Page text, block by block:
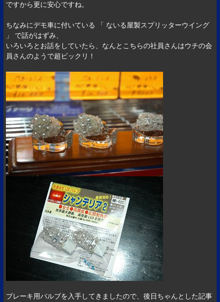
ですから更に安心ですね。
ちなみにデモ車に付いている 「 ないる屋製スプリッターウイング
」 で話がはずみ、
いろいろとお話をしていたら、なんとこちらの社員さんはウチの会
員さんのようで超ビックリ！
ブレーキ用バルブを入手してきましたので、後日ちゃんとした記事